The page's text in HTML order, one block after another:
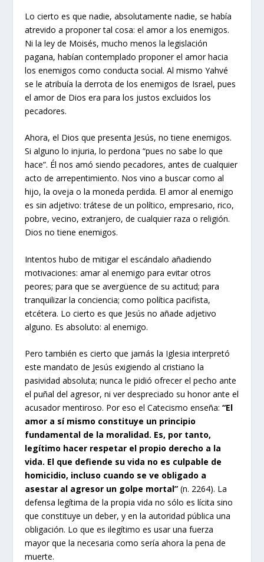
Lo cierto es que nadie, absolutamente nadie, se había
atrevido a proponer tal cosa: el amor a los enemigos.
Ni la ley de Moisés, mucho menos la legislación
pagana, habían contemplado proponer el amor hacia
los enemigos como conducta social. Al mismo Yahvé
se le atribuía la derrota de los enemigos de Israel, pues
el amor de Dios era para los justos excluidos los
pecadores.
Ahora, el Dios que presenta Jesús, no tiene enemigos.
Si alguno lo injuria, lo perdona “pues no sabe lo que
hace”. Él nos amó siendo pecadores, antes de cualquier
acto de arrepentimiento. Nos vino a buscar como al
hijo, la oveja o la moneda perdida. El amor al enemigo
es sin adjetivo: trátese de un político, empresario, rico,
pobre, vecino, extranjero, de cualquier raza o religión.
Dios no tiene enemigos.
Intentos hubo de mitigar el escándalo añadiendo
motivaciones: amar al enemigo para evitar otros
peores; para que se avergüence de su actitud; para
tranquilizar la conciencia; como política pacifista,
etcétera. Lo cierto es que Jesús no añade adjetivo
alguno. Es absoluto: al enemigo.
Pero también es cierto que jamás la Iglesia interpretó
este mandato de Jesús exigiendo al cristiano la
pasividad absoluta; nunca le pidió ofrecer el pecho ante
el puñal del agresor, ni ver despreciado su honor ante el
acusador mentiroso. Por eso el Catecismo enseña:“El
amor a sí mismo constituye un principio
fundamental de la moralidad. Es, por tanto,
legítimo hacer respetar el propio derecho a la
vida. El que defiende su vida no es culpable de
homicidio, incluso cuando se ve obligado a
asestar al agresor un golpe mortal” (n. 2264). La
defensa legítima de la propia vida no sólo es lícita sino
que constituye un deber, y en la autoridad pública una
obligación. Lo que es ilegítimo es usar una fuerza
mayor que la necesaria como sería ahora la pena de
muerte.